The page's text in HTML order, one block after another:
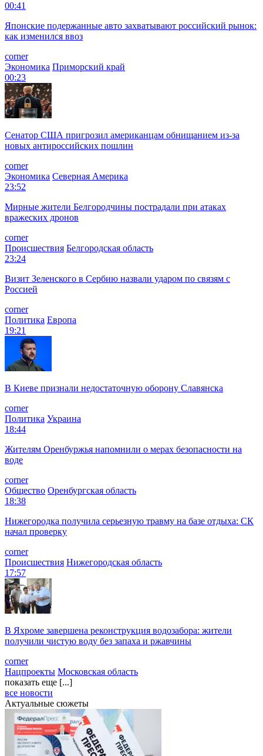
00:41
Японские подержанные авто захватывают российский рынок:
как изменился ввоз
corner
Экономика Приморский край
00:23
Сенатор США пригрозил американцам обнищанием из-за
новых антироссийских пошлин
corner
Экономика Северная Америка
23:52
Мирные жители Белгородчины пострадали при атаках
вражеских дронов
corner
Происшествия Белгородская область
23:24
Визит Зеленского в Сербию назвали ударом по связям с
Россией
corner
Политика Европа
19:21
В Киеве признали недостаточную оборону Славянска
corner
Политика Украина
18:44
Жителям Оренбуржья напомнили о мерах безопасности на
воде
corner
Общество Оренбургская область
18:38
Нижегородка получила серьезную травму на базе отдыха: СК
начал проверку
corner
Происшествия Нижегородская область
17:57
В Яхроме завершена реконструкция водозабора: жители
получили чистую воду без запаха и ржавчины
corner
Нацпроекты Московская область
показать еще [...]
все новости
Актуальные сюжеты